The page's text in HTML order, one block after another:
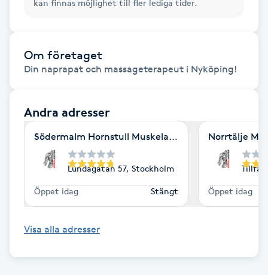
Herrklippning
HIFU
kan finnas möjlighet till fler lediga tider.
Om företaget
Andra adresser
Södermalm Hornstull Muskelakuten
Lundagatan 57, Stockholm
Öppet idag Stängt
Norrtälje
Öppet idag
Visa alla adresser